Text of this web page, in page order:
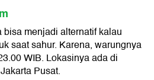
menjadi alternatif kalau
saat sahur. Karena, warungnya
WIB. Lokasinya ada di
Pusat.